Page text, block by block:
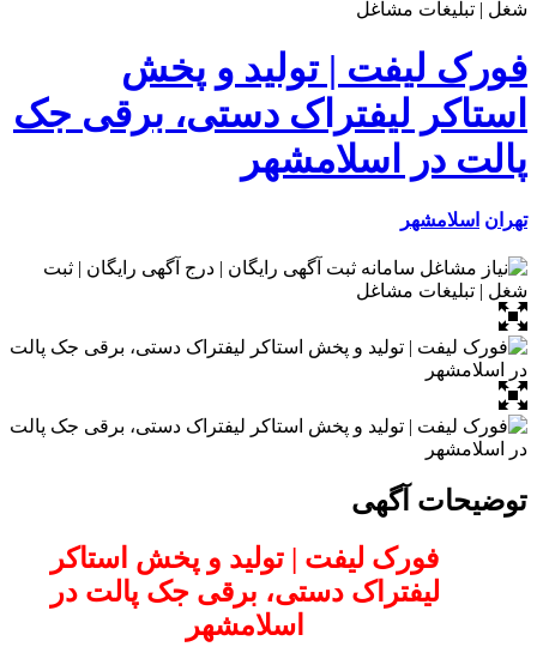
فورک لیفت | تولید و پخش
استاکر لیفتراک دستی، برقی جک
پالت در اسلامشهر
تهران اسلامشهر
توضیحات آگهی
فورک لیفت | تولید و پخش استاکر
لیفتراک دستی، برقی جک پالت در
اسلامشهر